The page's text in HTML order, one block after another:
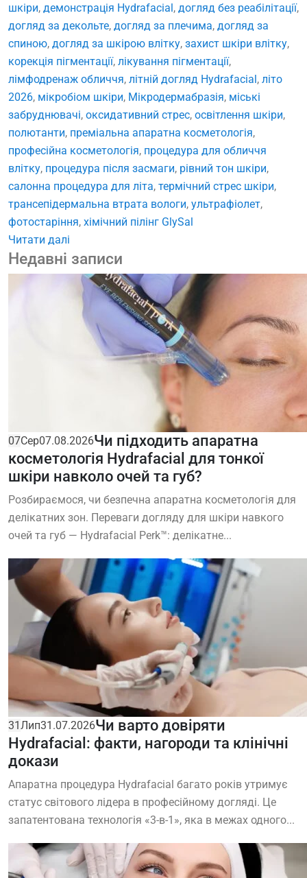
шкіри, демонстрація Hydrafacial , догляд без реабілітації,
догляд за декольте, догляд за плечима, догляд за
спиною, догляд за шкірою влітку, захист шкіри влітку,
корекція пігментації, лікування пігментації,
лімфодренаж обличчя, літній догляд Hydrafacial , літо
2026, мікробіом шкіри, Мікродермабразія, міські
забруднювачі, оксидативний стрес, освітлення шкіри,
полютанти, преміальна апаратна косметологія,
професійна косметологія, процедура для обличчя
влітку, процедура після засмаги, рівний тон шкіри,
салонна процедура для літа, термічний стрес шкіри,
трансепідермальна втрата вологи, ультрафіолет,
фотостаріння, хімічний пілінг GlySal
Читати далі
Недавні записи
07Сер07.08.2026Чи підходить апаратна
косметологія Hydrafacial для тонкої
шкіри навколо очей та губ?
Розбираємося, чи безпечна апаратна косметологія для
делікатних зон. Переваги догляду для шкіри навкого
очей та губ — Hydrafacial Perk™: делікатне...
31 Лип31.07.2026Чи варто довіряти
Hydrafacial: факти, нагороди та клінічні
докази
Апаратна процедура Hydrafacial багато років утримує
статус світового лідера в професійному догляді. Це
запатентована технологія «3-в-1», яка в межах одного...